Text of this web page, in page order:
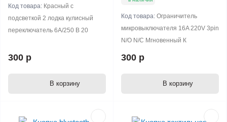
Код товара: Красный с
подсветкой 2 лодка кулисный
переключатель 6A/250 В 20
300 р
В корзину
Код товара: Ограничитель
микровыключателя 16A 220V 3pin
N/O N/C Мгновенный К
300 р
В корзину